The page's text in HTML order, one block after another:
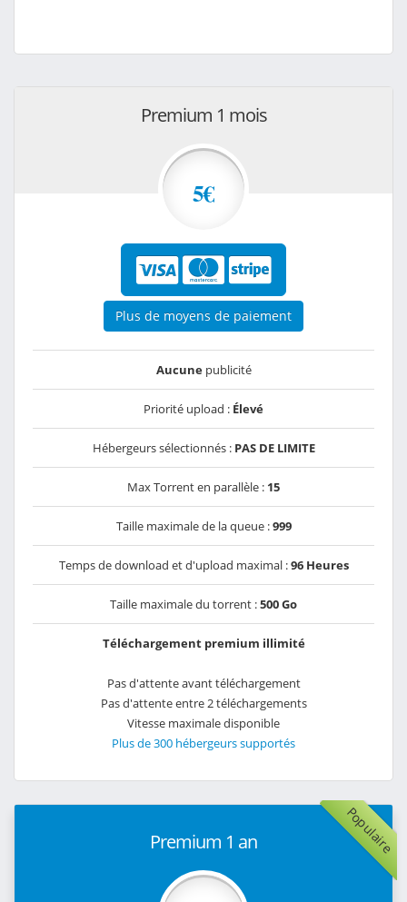
Premium 1 mois
5€
Plus de moyens de paiement
Aucunepublicité
Priorité upload : Élevé
Hébergeurs sélectionnés : PAS DE LIMITE
Max Torrent en parallèle : 15
Taille maximale de la queue :999
Temps de download et d'upload maximal :96 Heures
Taille maximale du torrent :500 Go
Téléchargement premium illimité
Pas d'attente avant téléchargement
Pas d'attente entre 2 téléchargements
Vitesse maximale disponible
Plus de 300 hébergeurs supportés
Populaire
Premium 1 an